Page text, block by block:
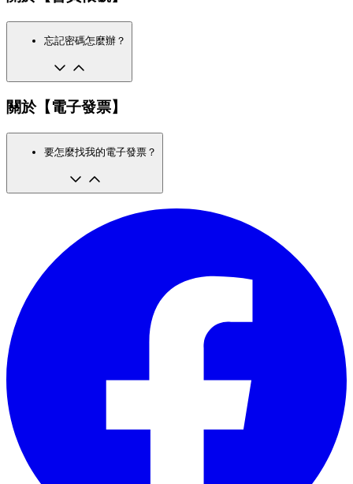
忘記密碼怎麼辦？
關於【電子發票】
要怎麼找我的電子發票？